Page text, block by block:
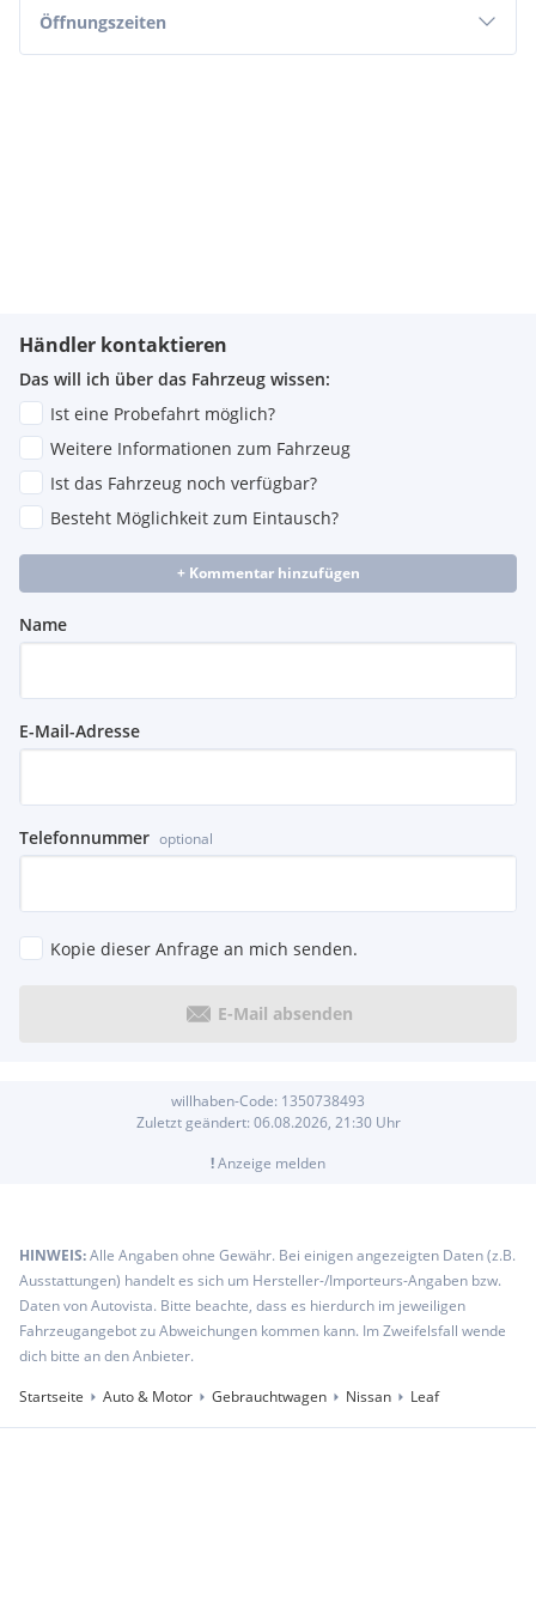
Automatikgetriebe
Rückfahrkamera
Fahrer- und Beifahrerairbag inkl. Seitenairbags
Spurhalteassistent
Notbremsassistent
ASR/ESP
Kartenmaterial Europa
LED-Tagfahrlicht
Reifendruckkontrolle
Bordcomputer
Fahrersitz höhenverstellbar
17-Zoll Räder mit Leichtmetallfelgen
Beifahrerairbag deaktivierbar
Manuelle Sitzverstellung
Beheizbare Heckscheibe
5 Sitze
Lenkrad verstellbar
Außenspiegel elektrisch einstellbar
Radio-Navigationssystem inkl. BOSE Soundsystem
Öffnungszeiten
Händler kontaktieren
Das will ich über das Fahrzeug wissen:
Ist eine Probefahrt möglich?
Weitere Informationen zum Fahrzeug
Ist das Fahrzeug noch verfügbar?
Besteht Möglichkeit zum Eintausch?
+ Kommentar hinzufügen
Name
E-Mail-Adresse
Telefonnummer optional
Kopie dieser Anfrage an mich senden.
E-Mail absenden
willhaben-Code: 1350738493
Zuletzt geändert: 06.08.2026, 21:30Uhr
!Anzeige melden
HINWEIS:Alle Angaben ohne Gewähr. Bei einigen angezeigten Daten (z.B.
Ausstattungen) handelt es sich um Hersteller-/Importeurs-Angaben bzw.
Daten von Autovista. Bitte beachte, dass es hierdurch im jeweiligen
Fahrzeugangebot zu Abweichungen kommen kann. Im Zweifelsfall wende
dich bitte an den Anbieter.
Startseite
Auto & Motor Gebrauchtwagen Nissan Leaf